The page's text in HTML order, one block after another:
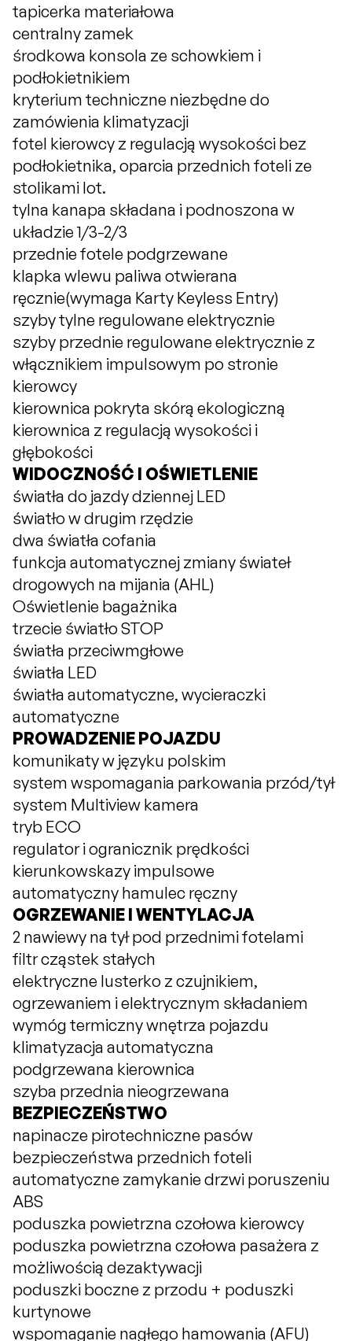
tapicerka materiałowa
centralny zamek
środkowa konsola ze schowkiem i
podłokietnikiem
kryterium techniczne niezbędne do
zamówienia klimatyzacji
fotel kierowcy z regulacją wysokości bez
podłokietnika, oparcia przednich foteli ze
stolikami lot.
tylna kanapa składana i podnoszona w
układzie 1/3-2/3
przednie fotele podgrzewane
klapka wlewu paliwa otwierana
ręcznie(wymaga Karty Keyless Entry)
szyby tylne regulowane elektrycznie
szyby przednie regulowane elektrycznie z
włącznikiem impulsowym po stronie
kierowcy
kierownica pokryta skórą ekologiczną
kierownica z regulacją wysokości i
głębokości
WIDOCZNOŚĆ I OŚWIETLENIE
światła do jazdy dziennej LED
światło w drugim rzędzie
dwa światła cofania
funkcja automatycznej zmiany świateł
drogowych na mijania (AHL)
Oświetlenie bagażnika
trzecie światło STOP
światła przeciwmgłowe
światła LED
światła automatyczne, wycieraczki
automatyczne
PROWADZENIE POJAZDU
komunikaty w języku polskim
system wspomagania parkowania przód/tył
system Multiview kamera
tryb ECO
regulator i ogranicznik prędkości
kierunkowskazy impulsowe
automatyczny hamulec ręczny
OGRZEWANIE I WENTYLACJA
2 nawiewy na tył pod przednimi fotelami
filtr cząstek stałych
elektryczne lusterko z czujnikiem,
ogrzewaniem i elektrycznym składaniem
wymóg termiczny wnętrza pojazdu
klimatyzacja automatyczna
podgrzewana kierownica
szyba przednia nieogrzewana
BEZPIECZEŃSTWO
napinacze pirotechniczne pasów
bezpieczeństwa przednich foteli
automatyczne zamykanie drzwi poruszeniu
ABS
poduszka powietrzna czołowa kierowcy
poduszka powietrzna czołowa pasażera z
możliwością dezaktywacji
poduszki boczne z przodu + poduszki
kurtynowe
wspomaganie nagłego hamowania (AFU)